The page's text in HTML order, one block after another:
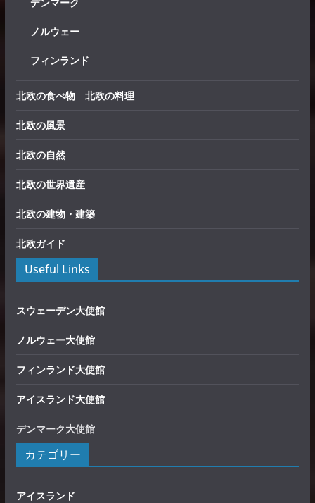
デンマーク
ノルウェー
フィンランド
北欧の食べ物 北欧の料理
北欧の風景
北欧の自然
北欧の世界遺産
北欧の建物・建築
北欧ガイド
Useful Links
スウェーデン大使館
ノルウェー大使館
フィンランド大使館
アイスランド大使館
デンマーク大使館
カテゴリー
アイスランド